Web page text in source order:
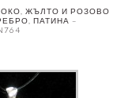
ЖЪЛТО И РОЗОВО
ПАТИНА –